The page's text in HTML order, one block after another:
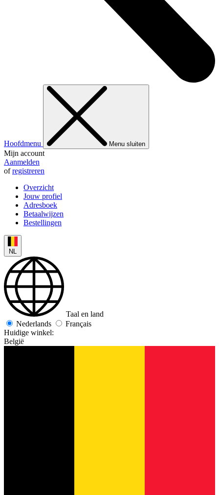
Hoofdmenu Menu sluiten
Mijn account
Aanmelden
ofregistreren
Overzicht
Jouw profiel
Adresboek
Betaalwijzen
Bestellingen
NL
Taal en land
Nederlands
Français
Huidige winkel:
België